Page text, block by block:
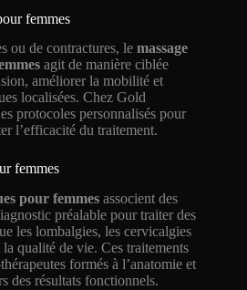
femmes
ou de contractures, le massage
agit de manière ciblée
améliorer la mobilité et
localisées. Chez Gold
protocoles personnalisés pour
l’efficacité du traitement.
femmes
pour femmes associent des
préalable pour traiter des
les lombalgies, les cervicalgies
qualité de vie. Ces traitements
formés à l’anatomie et
des résultats fonctionnels.